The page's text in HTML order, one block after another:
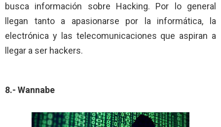
busca información sobre Hacking. Por lo general
llegan tanto a apasionarse por la informática, la
electrónica y las telecomunicaciones que aspiran a
llegar a ser hackers.
8.- Wannabe